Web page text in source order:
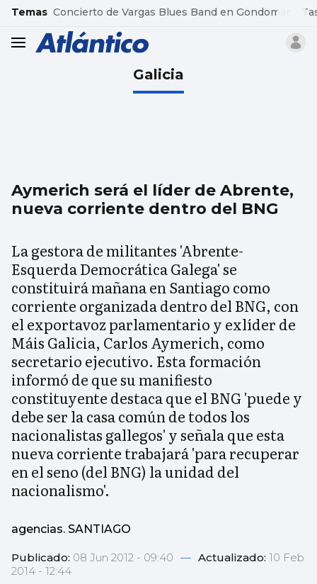
common.go-to-content
Temas Concierto de Vargas Blues Band en Gondomar
header.menu.open
Galicia
Aymerich será el líder de Abrente,
nueva corriente dentro del BNG
La gestora de militantes 'Abrente-
Esquerda Democrática Galega' se
constituirá mañana en Santiago como
corriente organizada dentro del BNG, con
el exportavoz parlamentario y exlíder de
Máis Galicia, Carlos Aymerich, como
secretario ejecutivo. Esta formación
informó de que su manifiesto
constituyente destaca que el BNG 'puede y
debe ser la casa común de todos los
nacionalistas gallegos' y señala que esta
nueva corriente trabajará 'para recuperar
en el seno (del BNG) la unidad del
nacionalismo'.
agencias. SANTIAGO
Publicado: 08 Jun 2012 - 09:40 — Actualizado: 10 Feb
2014 - 12:44